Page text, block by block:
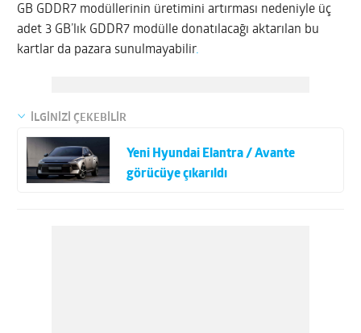
GB GDDR7 modüllerinin üretimini artırması nedeniyle üç
adet 3 GB’lık GDDR7 modülle donatılacağı aktarılan bu
kartlar da pazara sunulmayabilir.
İLGİNİZİ ÇEKEBİLİR
Yeni Hyundai Elantra / Avante
görücüye çıkarıldı